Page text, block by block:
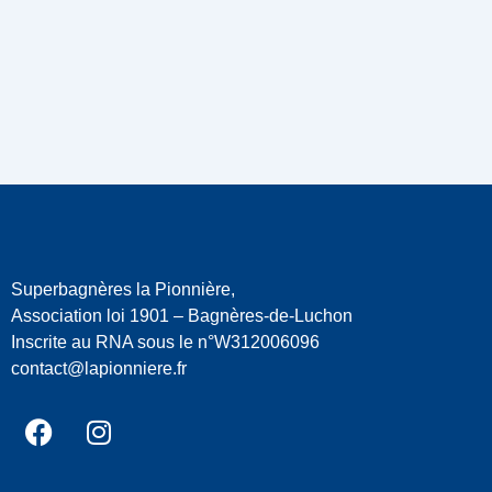
Superbagnères la Pionnière,
Association loi 1901 – Bagnères-de-Luchon
Inscrite au RNA sous le n°W312006096
contact@lapionniere.fr
FacebookInstagram